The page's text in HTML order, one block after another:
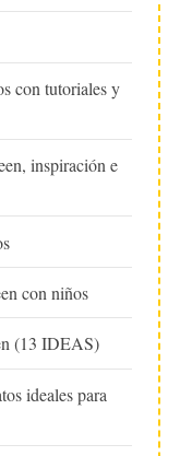
con tutoriales y
inspiración e
con niños
(13 IDEAS)
ideales para